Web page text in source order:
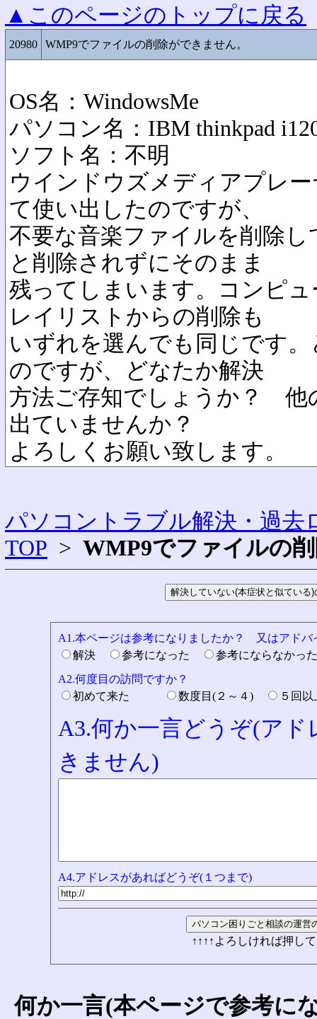
▲このページのトップに戻る
20980 WMP9でファイルの削除ができません。
OS名：WindowsMe
パソコン名：IBM thinkpad
ソフト名：不明
ウインドウズメディアプレ
て使い出したのですが、
不要な音楽ファイルを削除
と削除されずにそのまま
残ってしまいます。コンピ
レイリストからの削除も
いずれを選んでも同じです
のですが、どなたか解決
方法ご存知でしょうか？ 他
出ていませんか？
よろしくお願い致します。
パソコントラブル解決・過去
TOP > WMP9でファイルの
A1.本ページは参考になりましたか？ 又はアドバ
解決
参考になった
参考にならなか
A2.何度目の訪問ですか？
初めて来た
数度目(２～４) ５回
A3.何か一言どうぞ(ア
きません)
A4.アドレスがあればどうぞ(１つまで)
↑↑↑↑よろしければ押し
何か一言(本ページで参考に